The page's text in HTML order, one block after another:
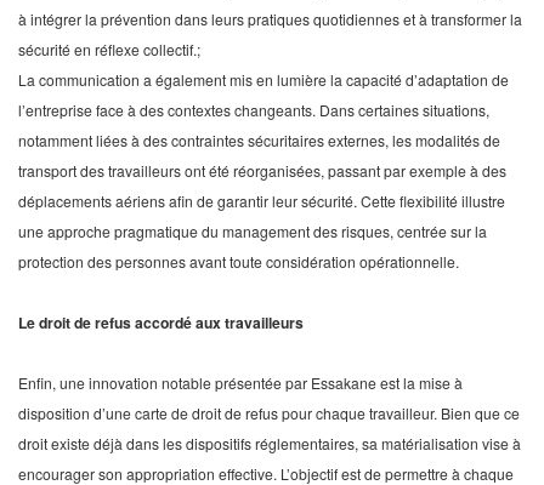
à intégrer la prévention dans leurs pratiques quotidiennes et à transformer la
sécurité en réflexe collectif.;
La communication a également mis en lumière la capacité d’adaptation de
l’entreprise face à des contextes changeants. Dans certaines situations,
notamment liées à des contraintes sécuritaires externes, les modalités de
transport des travailleurs ont été réorganisées, passant par exemple à des
déplacements aériens afin de garantir leur sécurité. Cette flexibilité illustre
une approche pragmatique du management des risques, centrée sur la
protection des personnes avant toute considération opérationnelle.
Le droit de refus accordé aux travailleurs
Enfin, une innovation notable présentée par Essakane est la mise à
disposition d’une carte de droit de refus pour chaque travailleur. Bien que ce
droit existe déjà dans les dispositifs réglementaires, sa matérialisation vise à
encourager son appropriation effective. L’objectif est de permettre à chaque